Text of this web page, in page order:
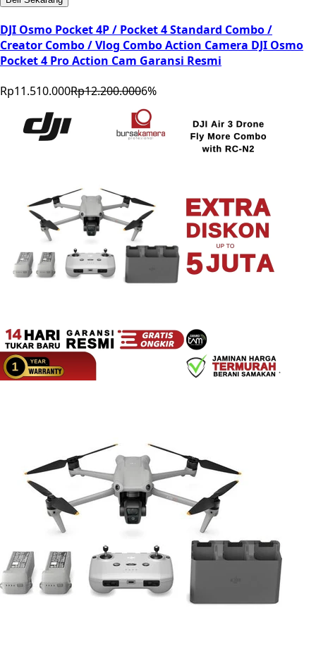
DJI Osmo Pocket 4P / Pocket 4 Standard Combo /
Creator Combo / Vlog Combo Action Camera DJI Osmo
Pocket 4 Pro Action Cam Garansi Resmi
Rp11.510.000Rp12.200.0006%